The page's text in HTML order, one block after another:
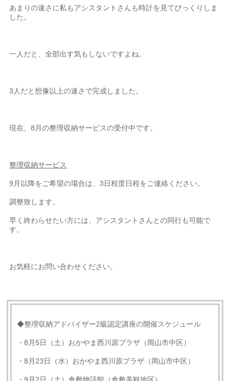
あまりの速さに私もアシスタントさんも時計を見てびっくりしま
した。
一人だと、全部出す気もしないですよね。
3人だと想像以上の速さで完成しました。
現在、8月の整理収納サービスの受付中です。
整理収納サービス
9月以降をご希望の場合は、3日程度日程をご連絡ください。
調整致します。
早く終わらせたい方には、アシスタントさんとの同行も可能で
す。
お気軽にお問い合わせください。
◆整理収納アドバイザー2級認定講座の開催スケジュール
・8月5日（土）おかやま西川原プラザ（岡山市中区）
・8月23日（水）おかやま西川原プラザ（岡山市中区）
・9月2日（土）倉敷物語館（倉敷美観地区）